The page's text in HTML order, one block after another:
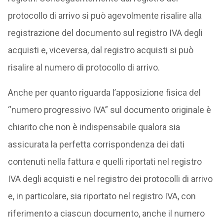
protocollo di arrivo si può agevolmente risalire alla
registrazione del documento sul registro IVA degli
acquisti e, viceversa, dal registro acquisti si può
risalire al numero di protocollo di arrivo.
Anche per quanto riguarda l’apposizione fisica del
“numero progressivo IVA” sul documento originale è
chiarito che non è indispensabile qualora sia
assicurata la perfetta corrispondenza dei dati
contenuti nella fattura e quelli riportati nel registro
IVA degli acquisti e nel registro dei protocolli di arrivo
e, in particolare, sia riportato nel registro IVA, con
riferimento a ciascun documento, anche il numero